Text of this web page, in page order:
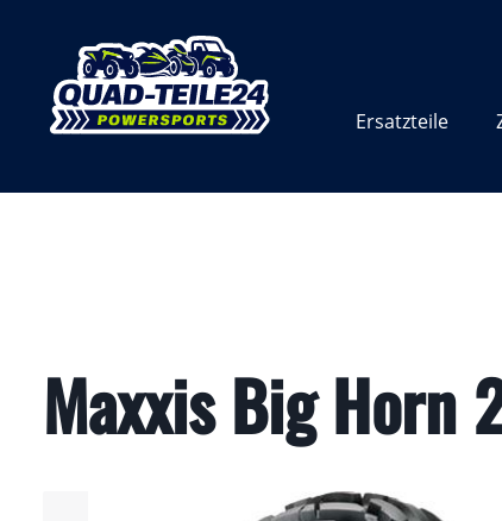
Hauptnavigation springen
Ersatzteile
Maxxis Big Horn
Bildergalerie überspringen